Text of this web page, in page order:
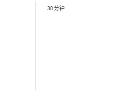
30 分钟